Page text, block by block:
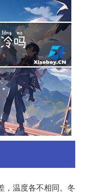
，温度各不相同。冬